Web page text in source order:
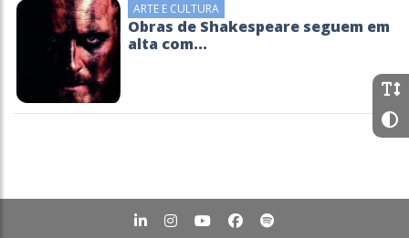
ARTE E CULTURA
Obras de Shakespeare seguem em
alta com...